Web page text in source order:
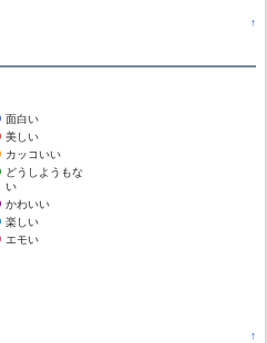
↑
面白い
美しい
カッコいい
どうしようもな
い
かわいい
楽しい
エモい
↑